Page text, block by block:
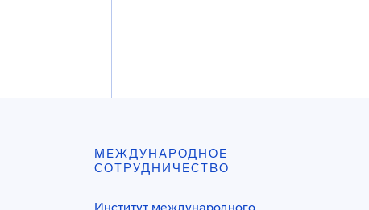
МЕЖДУНАРОДНОЕ
СОТРУДНИЧЕСТВО